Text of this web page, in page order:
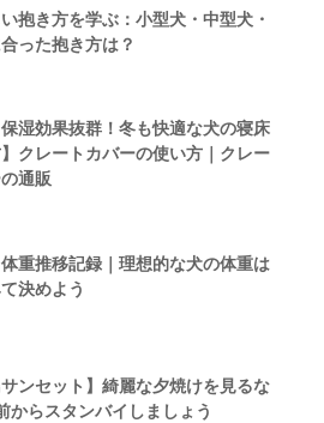
抱き方を学ぶ：小型犬・中型犬・
った抱き方は？
保湿効果抜群！冬も快適な犬の寝床
クレートカバーの使い方｜クレー
通販
重推移記録｜理想的な犬の体重は
決めよう
サンセット】綺麗な夕焼けを見るな
からスタンバイしましょう